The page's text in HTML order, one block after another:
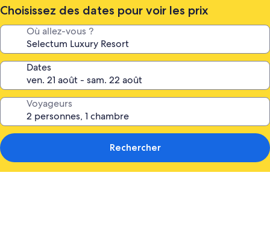
Choisissez des dates pour voir les prix
Où allez-vous ?
Dates
Voyageurs
Rechercher